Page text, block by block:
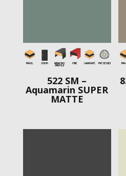
522 SM –
Aquamarin SUPER
MATTE